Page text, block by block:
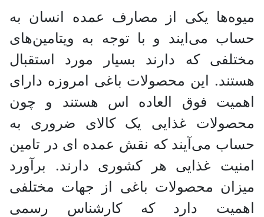
میوه‌ها یکی از مصارف عمده انسان به
حساب می‌ایند و با توجه به ویتامین‌های
مختلفی که دارند بسیار مورد استقبال
هستند. این محصولات باغی امروزه دارای
اهمیت فوق العاده اس هستند و چون
محصولات غذایی یک کالای ضروری به
حساب می‌آیند که نقش عمده ای در تامین
امنیت غذایی هر کشوری دارند. برآورد
میزان محصولات باغی از جهات مختلفی
اهمیت دارد که کارشناس رسمی